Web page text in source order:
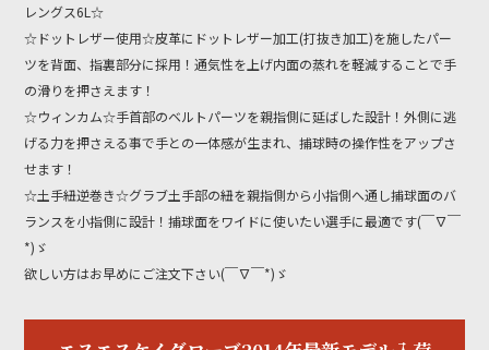
k
レングス6L☆
☆ドットレザー使用☆皮革にドットレザー加工(打抜き加工)を施したパー
ツを背面、指裏部分に採用！通気性を上げ内面の蒸れを軽減することで手
の滑りを押さえます！
☆ウィンカム☆手首部のベルトパーツを親指側に延ばした設計！外側に逃
げる力を押さえる事で手との一体感が生まれ、捕球時の操作性をアップさ
せます！
☆土手紐逆巻き☆グラブ土手部の紐を親指側から小指側へ通し捕球面のバ
ランスを小指側に設計！捕球面をワイドに使いたい選手に最適です(￣∇￣
*)ゞ
欲しい方はお早めにご注文下さい(￣∇￣*)ゞ